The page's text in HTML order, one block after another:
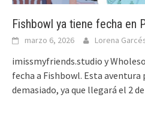
Fishbowl ya tiene fecha en
marzo 6, 2026 Lorena
imissmyfriends.studio y
fecha a Fishbowl. Esta aventura
demasiado, ya que llegará el 2